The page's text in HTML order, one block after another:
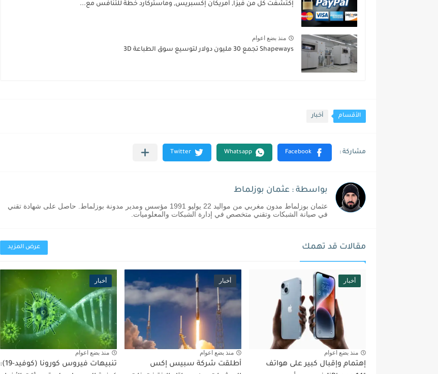
إكتشفت كل من فيزا, أمريكان إكسبريس, وماستركارد خطة للتنافس مع...
منذ بضع اعوام
Shapeways تجمع 30 مليون دولار لتوسيع سوق الطباعة 3D
الأقسام أخبار
بواسطة : عثمان بوزلماط
عثمان بوزلماط مدون مغربي من مواليد 22 يوليو 1991 مؤسس ومدير مدونة بوزلماط. حاصل على شهادة تقني
في صيانة الشبكات وتقني متخصص في إدارة الشبكات والمعلوميات.
مقالات قد تهمك عرض المزيد
أخبار
منذ بضع اعوام
إهتمام وإقبال كبير على هواتف
أخبار
منذ بضع اعوام
أطلقت شركة سبيس إكس
أخبار
منذ بضع اعوام
تنبيهات فيروس كورونا (كوفيد-19):